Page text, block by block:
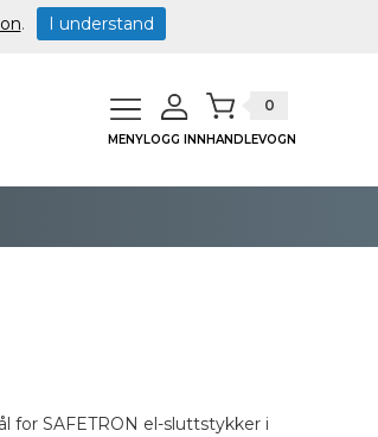
MENYLOGG INN
0
HANDLEVOGN
for SAFETRON el-sluttstykker i
. I understand